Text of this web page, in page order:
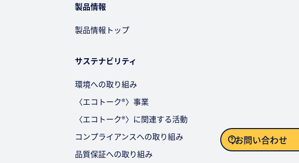
お問い合わせ
製品情報
製品情報トップ
サステナビリティ
環境への取り組み
〈エコトーク®〉事業
〈エコトーク®〉に関連する活動
コンプライアンスへの取り組み
品質保証への取り組み